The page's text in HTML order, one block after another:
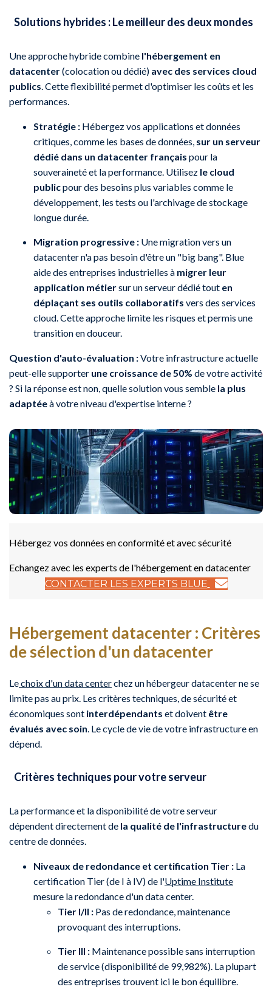
Solutions hybrides : Le meilleur des deux mondes
Une approche hybride combine l'hébergement en
datacenter(colocation ou dédié) avec des services cloud
publics. Cette flexibilité permet d'optimiser les coûts et les
performances.
Stratégie : Hébergez vos applications et données
critiques, comme les bases de données, sur un serveur
dédié dans un datacenter français pour la
souveraineté et la performance. Utilisez le cloud
publicpour des besoins plus variables comme le
développement, les tests ou l'archivage de stockage
longue durée.
Migration progressive : Une migration vers un
datacenter n'a pas besoin d'être un "big bang". Blue
aide des entreprises industrielles à migrer leur
application métiersur un serveur dédié tout en
déplaçant ses outils collaboratifs vers des services
cloud. Cette approche limite les risques et permis une
transition en douceur.
Question d'auto-évaluation :Votre infrastructure actuelle
peut-elle supporter une croissance de 50% de votre activité
? Si la réponse est non, quelle solution vous semble la plus
adaptéeà votre niveau d'expertise interne ?
Hébergez vos données en conformité et avec sécurité
Echangez avec les experts de l'hébergement en datacenter
CONTACTER LES EXPERTS BLUE
Hébergement datacenter : Critères
de sélection d'un datacenter
Lechoix d'un data centerchez un hébergeur datacenter ne se
limite pas au prix. Les critères techniques, de sécurité et
économiques sont interdépendants et doivent être
évalués avec soin. Le cycle de vie de votre infrastructure en
dépend.
Critères techniques pour votre serveur
La performance et la disponibilité de votre serveur
dépendent directement de la qualité de l'infrastructuredu
centre de données.
Niveaux de redondance et certification Tier : La
certification Tier (de I à IV) de l'Uptime Institute
mesure la redondance d'un data center.
Tier I/II : Pas de redondance, maintenance
provoquant des interruptions.
Tier III : Maintenance possible sans interruption
de service (disponibilité de 99,982%). La plupart
des entreprises trouvent ici le bon équilibre.